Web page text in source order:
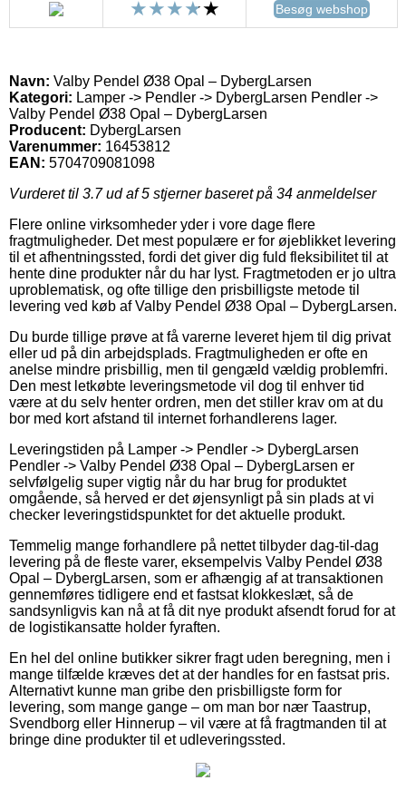
Besøg webshop
Navn: Valby Pendel Ø38 Opal – DybergLarsen
Kategori: Lamper -> Pendler -> DybergLarsen Pendler ->
Valby Pendel Ø38 Opal – DybergLarsen
Producent: DybergLarsen
Varenummer: 16453812
EAN: 5704709081098
Vurderet til 3.7ud af 5 stjerner baseret på 34 anmeldelser
Flere online virksomheder yder i vore dage flere
fragtmuligheder. Det mest populære er for øjeblikket levering
til et afhentningssted, fordi det giver dig fuld fleksibilitet til at
hente dine produkter når du har lyst. Fragtmetoden er jo ultra
uproblematisk, og ofte tillige den prisbilligste metode til
levering ved køb af Valby Pendel Ø38 Opal – DybergLarsen.
Du burde tillige prøve at få varerne leveret hjem til dig privat
eller ud på din arbejdsplads. Fragtmuligheden er ofte en
anelse mindre prisbillig, men til gengæld vældig problemfri.
Den mest letkøbte leveringsmetode vil dog til enhver tid
være at du selv henter ordren, men det stiller krav om at du
bor med kort afstand til internet forhandlerens lager.
Leveringstiden på Lamper -> Pendler -> DybergLarsen
Pendler -> Valby Pendel Ø38 Opal – DybergLarsen er
selvfølgelig super vigtig når du har brug for produktet
omgående, så herved er det øjensynligt på sin plads at vi
checker leveringstidspunktet for det aktuelle produkt.
Temmelig mange forhandlere på nettet tilbyder dag-til-dag
levering på de fleste varer, eksempelvis Valby Pendel Ø38
Opal – DybergLarsen, som er afhængig af at transaktionen
gennemføres tidligere end et fastsat klokkeslæt, så de
sandsynligvis kan nå at få dit nye produkt afsendt forud for at
de logistikansatte holder fyraften.
En hel del online butikker sikrer fragt uden beregning, men i
mange tilfælde kræves det at der handles for en fastsat pris.
Alternativt kunne man gribe den prisbilligste form for
levering, som mange gange – om man bor nær Taastrup,
Svendborg eller Hinnerup – vil være at få fragtmanden til at
bringe dine produkter til et udleveringssted.